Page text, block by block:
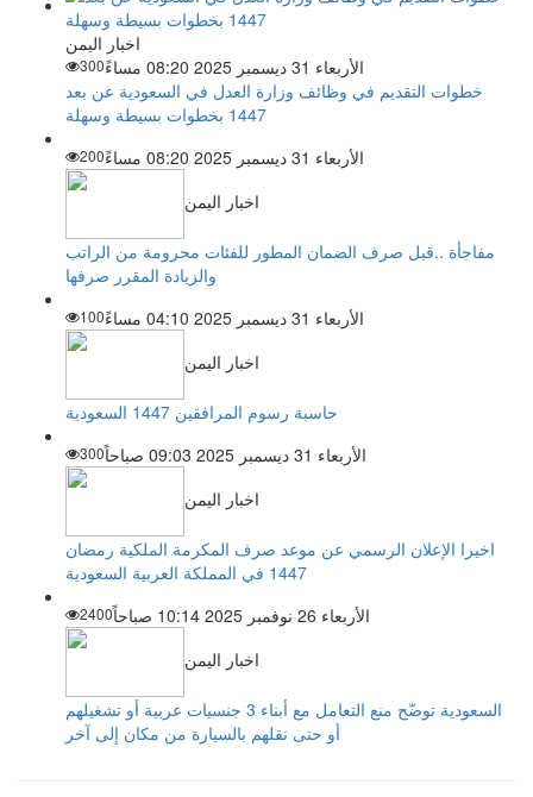
اخبار اليمن
الأربعاء 31 ديسمبر 2025 08:20 مساءً
300
خطوات التقديم في وظائف وزارة العدل في السعودية عن بعد
1447 بخطوات بسيطة وسهلة
الأربعاء 31 ديسمبر 2025 08:20 مساءً
200
اخبار اليمن
مفاجأة ..قبل صرف الضمان المطور للفئات محرومة من الراتب
والزيادة المقرر صرفها
الأربعاء 31 ديسمبر 2025 04:10 مساءً
100
اخبار اليمن
حاسبة رسوم المرافقين 1447 السعودية
الأربعاء 31 ديسمبر 2025 09:03 صباحاً
300
اخبار اليمن
اخيرا الإعلان الرسمي عن موعد صرف المكرمة الملكية رمضان
1447 في المملكة العربية السعودية
الأربعاء 26 نوفمبر 2025 10:14 صباحاً
2400
اخبار اليمن
السعودية توضّح منع التعامل مع أبناء 3 جنسيات عربية أو تشغيلهم
أو حتى نقلهم بالسيارة من مكان إلى آخر